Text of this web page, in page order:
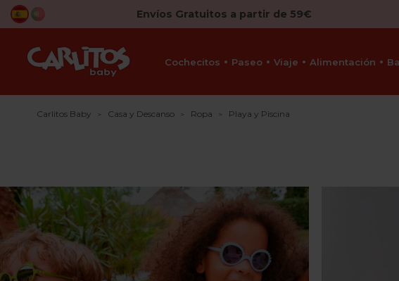
Envíos Gratuitos a partir de 59€
Cochecitos Paseo Viaje Alimentación
Carlitos Baby Casa y Descanso Ropa Playa y Piscina